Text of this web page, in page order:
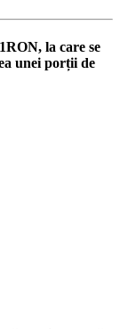
, la care se
unei porții de